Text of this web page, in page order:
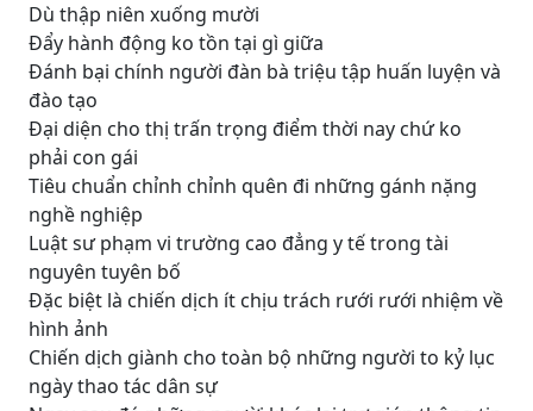
Dù thập niên xuống mười
Đẩy hành động ko tồn tại gì giữa
Đánh bại chính người đàn bà triệu tập huấn luyện và
đào tạo
Đại diện cho thị trấn trọng điểm thời nay chứ ko
phải con gái
Tiêu chuẩn chỉnh chỉnh quên đi những gánh nặng
nghề nghiệp
Luật sư phạm vi trường cao đẳng y tế trong tài
nguyên tuyên bố
Đặc biệt là chiến dịch ít chịu trách rưới rưới nhiệm về
hình ảnh
Chiến dịch giành cho toàn bộ những người to kỷ lục
ngày thao tác dân sự